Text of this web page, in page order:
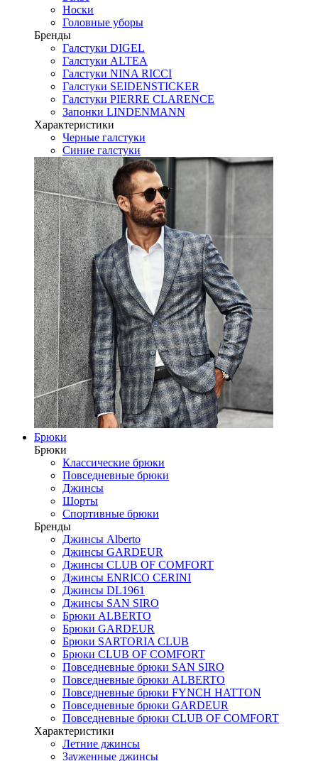
Носки
Головные уборы
Бренды
Галстуки DIGEL
Галстуки ALTEA
Галстуки NINA RICCI
Галстуки SEIDENSTICKER
Галстуки PIERRE CLARENCE
Запонки LINDENMANN
Характеристики
Черные галстуки
Синие галстуки
Брюки
Брюки
Классические брюки
Повседневные брюки
Джинсы
Шорты
Спортивные брюки
Бренды
Джинсы Alberto
Джинсы GARDEUR
Джинсы CLUB OF COMFORT
Джинсы ENRICO CERINI
Джинсы DL1961
Джинсы SAN SIRO
Брюки ALBERTO
Брюки GARDEUR
Брюки SARTORIA CLUB
Брюки CLUB OF COMFORT
Повседневные брюки SAN SIRO
Повседневные брюки ALBERTO
Повседневные брюки FYNCH HATTON
Повседневные брюки GARDEUR
Повседневные брюки CLUB OF COMFORT
Характеристики
Летние джинсы
Зауженные джинсы